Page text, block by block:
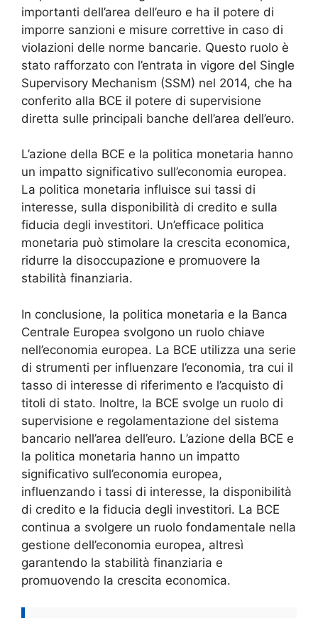
importanti dell’area dell’euro e ha il potere di
imporre sanzioni e misure correttive in caso di
violazioni delle norme bancarie. Questo ruolo è
stato rafforzato con l’entrata in vigore del Single
Supervisory Mechanism (SSM) nel 2014, che ha
conferito alla BCE il potere di supervisione
diretta sulle principali banche dell’area dell’euro.
L’azione della BCE e la politica monetaria hanno
un impatto significativo sull’economia europea.
La politica monetaria influisce sui tassi di
interesse, sulla disponibilità di credito e sulla
fiducia degli investitori. Un’efficace politica
monetaria può stimolare la crescita economica,
ridurre la disoccupazione e promuovere la
stabilità finanziaria.
In conclusione, la politica monetaria e la Banca
Centrale Europea svolgono un ruolo chiave
nell’economia europea. La BCE utilizza una serie
di strumenti per influenzare l’economia, tra cui il
tasso di interesse di riferimento e l’acquisto di
titoli di stato. Inoltre, la BCE svolge un ruolo di
supervisione e regolamentazione del sistema
bancario nell’area dell’euro. L’azione della BCE e
la politica monetaria hanno un impatto
significativo sull’economia europea,
influenzando i tassi di interesse, la disponibilità
di credito e la fiducia degli investitori. La BCE
continua a svolgere un ruolo fondamentale nella
gestione dell’economia europea, altresì
garantendo la stabilità finanziaria e
promuovendo la crescita economica.